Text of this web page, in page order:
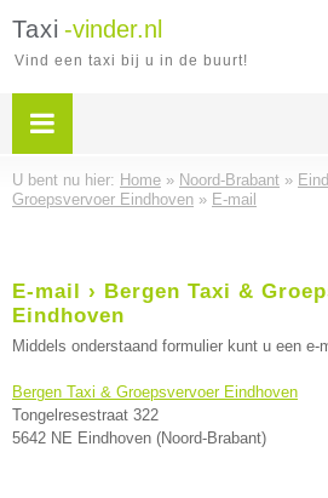
Taxi -vinder.nl
Vind een taxi bij u in de buurt!
U bent nu hier: Home » Noord-Brabant »
Groepsvervoer Eindhoven » E-mail
E-mail › Bergen Taxi &
Eindhoven
Middels onderstaand formulier kunt u een e-
Bergen Taxi & Groepsvervoer Eindhoven
Tongelresestraat 322
5642 NE Eindhoven (Noord-Brabant)